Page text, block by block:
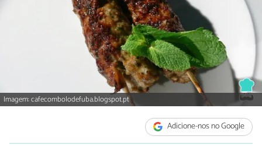
Imagem: cafecombolodefuba.blogspot.pt
Adicione-nos no Google